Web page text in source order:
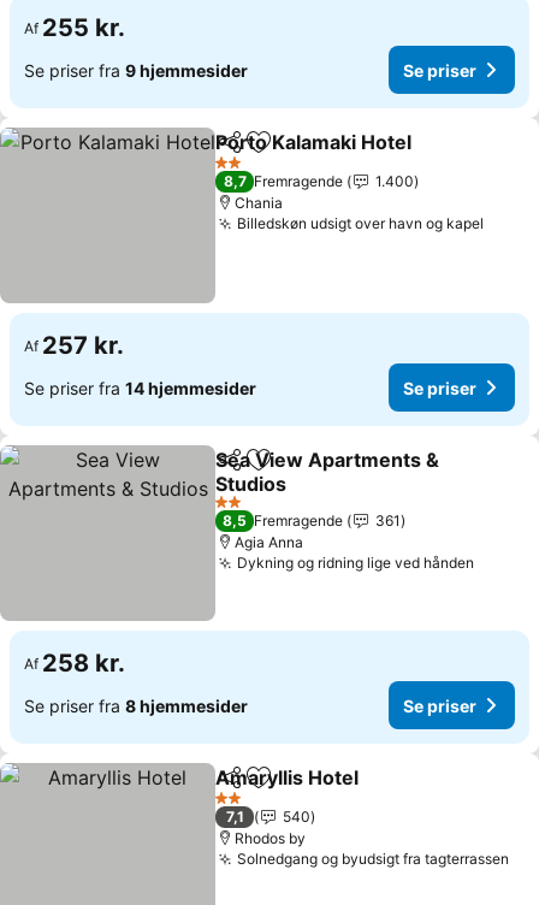
Af 255 kr.
Se priser fra 9 hjemmesider Se priser
Del Føj til favoritter
Porto Kalamaki Hotel
2 Stjerner
8,7 Fremragende
1.400
Chania
Billedskøn udsigt over havn og kapel
Af 257 kr.
Se priser fra 14 hjemmesider Se priser
Del Føj til favoritter
Sea View Apartments &
Studios
2 Stjerner
8,5 Fremragende
361
Agia Anna
Dykning og ridning lige ved hånden
Af 258 kr.
Se priser fra 8 hjemmesider Se priser
Del Føj til favoritter
Amaryllis Hotel
2 Stjerner
7,1
540
Rhodos by
Solnedgang og byudsigt fra tagterrassen